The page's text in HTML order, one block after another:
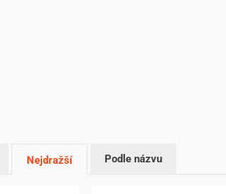
Nejdražší Podle názvu